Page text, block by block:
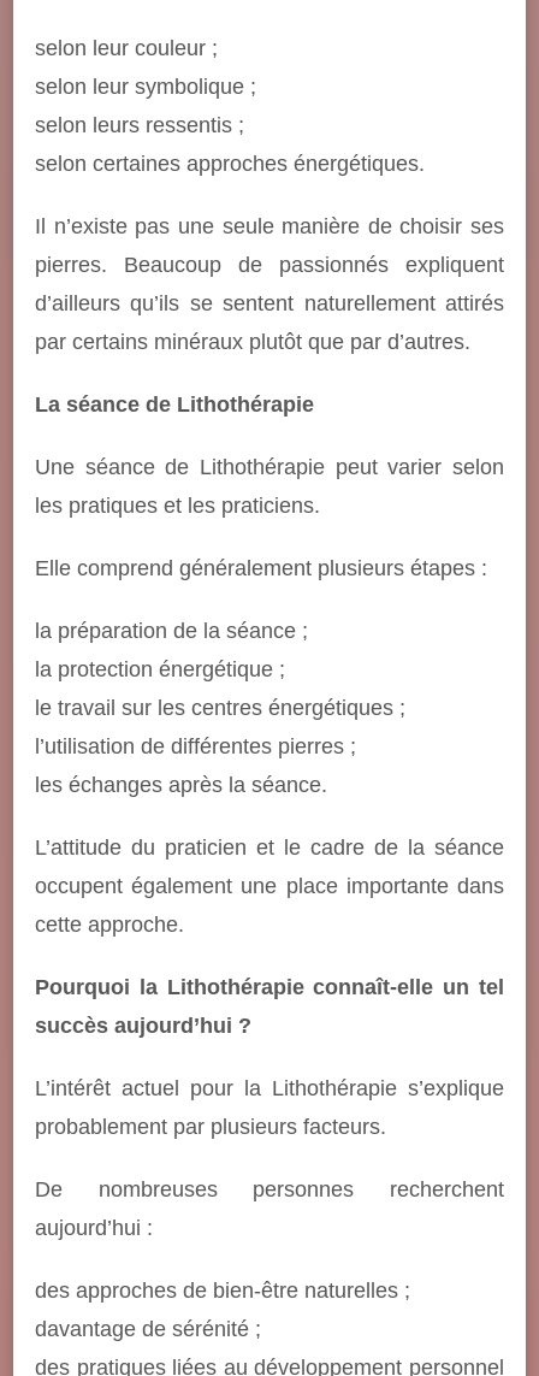
selon leur couleur ;
selon leur symbolique ;
selon leurs ressentis ;
selon certaines approches énergétiques.
Il n’existe pas une seule manière de choisir ses
pierres. Beaucoup de passionnés expliquent
d’ailleurs qu’ils se sentent naturellement attirés
par certains minéraux plutôt que par d’autres.
La séance de Lithothérapie
Une séance de Lithothérapie peut varier selon
les pratiques et les praticiens.
Elle comprend généralement plusieurs étapes :
la préparation de la séance ;
la protection énergétique ;
le travail sur les centres énergétiques ;
l’utilisation de différentes pierres ;
les échanges après la séance.
L’attitude du praticien et le cadre de la séance
occupent également une place importante dans
cette approche.
Pourquoi la Lithothérapie connaît-elle un tel
succès aujourd’hui ?
L’intérêt actuel pour la Lithothérapie s’explique
probablement par plusieurs facteurs.
De nombreuses personnes recherchent
aujourd’hui :
des approches de bien-être naturelles ;
davantage de sérénité ;
des pratiques liées au développement personnel